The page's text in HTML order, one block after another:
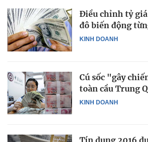
KINH DOANH
Điều chỉnh tỷ giá
đô biến động
KINH DOANH
Cú sốc "gây
toàn cầu Trung